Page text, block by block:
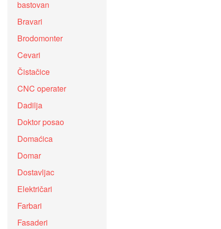
bastovan
Bravari
Brodomonter
Cevari
Čistačice
CNC operater
Dadilja
Doktor posao
Domaćica
Domar
Dostavljac
Električari
Farbari
Fasaderi